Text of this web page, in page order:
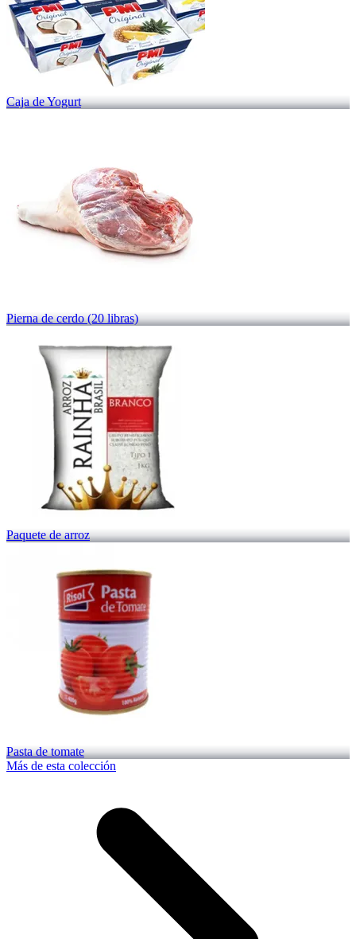
Caja de Yogurt
Pierna de cerdo (20 libras)
Paquete de arroz
Pasta de tomate
Más de esta colección